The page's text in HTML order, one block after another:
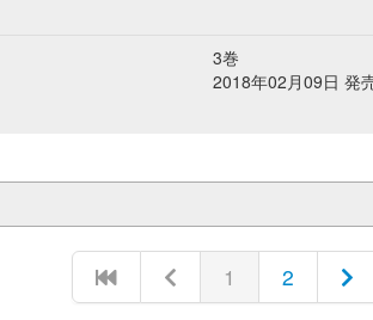
3巻
2018年02月09日 発
1 2